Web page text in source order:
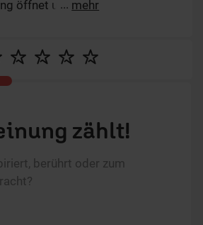
öffnet und ein Lichtstrahl aus
Walter im Interview
... mehr
zählt!
berührt oder zum